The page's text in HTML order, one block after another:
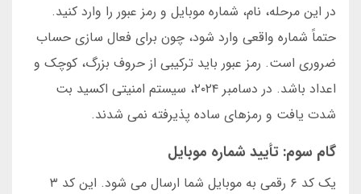
در این مرحله، نام، شماره موبایل و رمز عبور را وارد کنید.
حتماً شماره واقعی وارد شود، چون برای فعال سازی حساب
ضروری است. رمز عبور باید ترکیبی از حروف بزرگ، کوچک و
اعداد باشد. در دسامبر ۲۰۲۴، سیستم امنیتی اکسید بت
شدت یافت و رمزهای ساده پذیرفته نمی شدند.
گام سوم: تأیید شماره موبایل
یک کد ۶ رقمی به موبایل شما ارسال می شود. این کد ۳